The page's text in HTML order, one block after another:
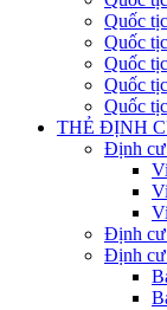
Quốc
Quốc
Quốc
Quốc
Quốc
THẺ ĐỊNH
Định
Định
Định cư